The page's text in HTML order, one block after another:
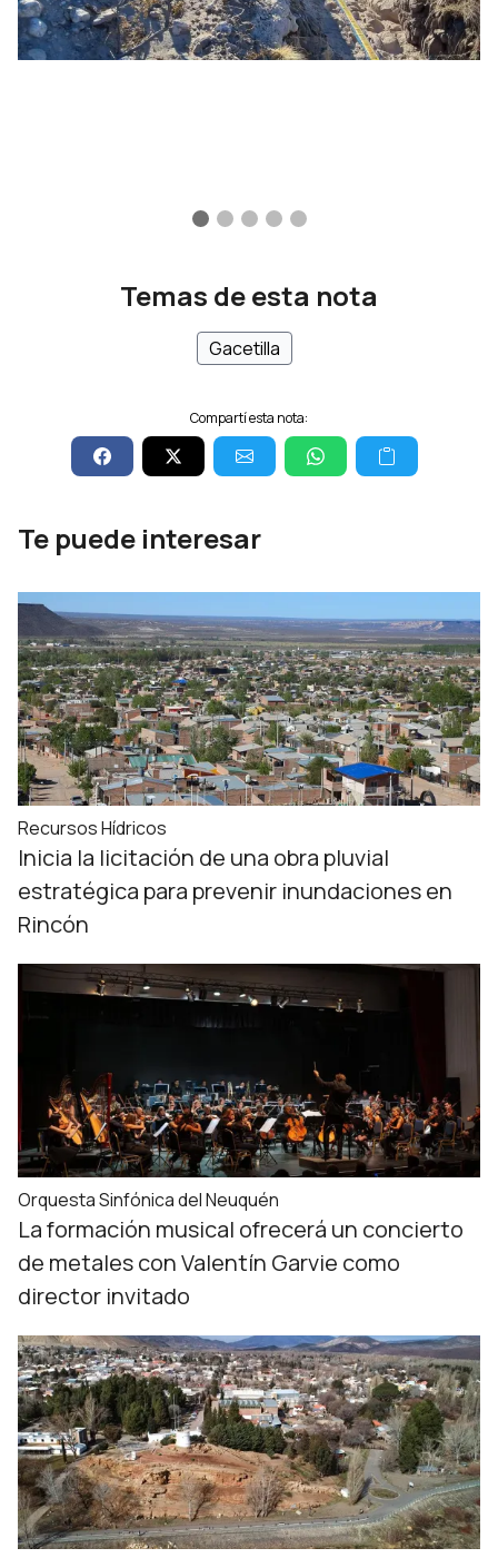
Temas de esta nota
Gacetilla
Compartí esta nota:
Te puede interesar
Recursos Hídricos
Inicia la licitación de una obra pluvial
estratégica para prevenir inundaciones en
Rincón
Orquesta Sinfónica del Neuquén
La formación musical ofrecerá un concierto
de metales con Valentín Garvie como
director invitado